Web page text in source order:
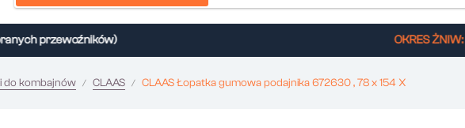
przewoźników) OKRES ŻNIW:
do kombajnów CLAAS CLAAS Łopatka gumowa podajnika 672630 , 78 x 154 X